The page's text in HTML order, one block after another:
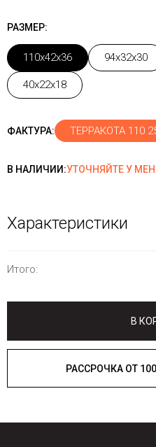
РАЗМЕР:
110x42x36 94x32x30
40x22x18
ФАКТУРА: ТЕРРАКОТА 110
В НАЛИЧИИ:УТОЧНЯЙТЕ У
Характеристики
Итого:
В